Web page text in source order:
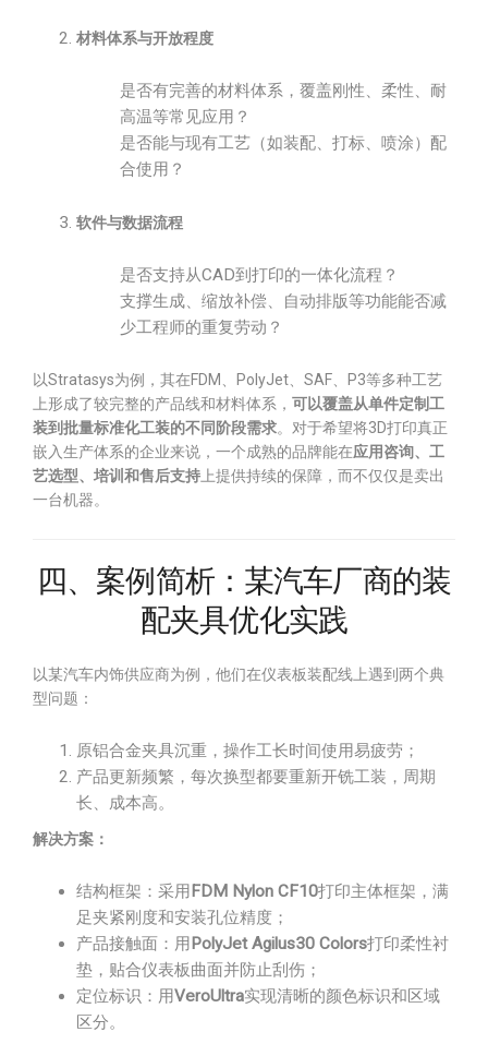
材料体系与开放程度
是否有完善的材料体系，覆盖刚性、柔性、耐
高温等常见应用？
是否能与现有工艺（如装配、打标、喷涂）配
合使用？
软件与数据流程
是否支持从CAD到打印的一体化流程？
支撑生成、缩放补偿、自动排版等功能能否减
少工程师的重复劳动？
以Stratasys为例，其在FDM、PolyJet、SAF、P3等多种工艺
上形成了较完整的产品线和材料体系， 可以覆盖从单件定制工
装到批量标准化工装的不同阶段需求。对于希望将3D打印真正
嵌入生产体系的企业来说，一个成熟的品牌能在应用咨询、工
艺选型、培训和售后支持 上提供持续的保障，而不仅仅是卖出
一台机器。
四、案例简析：某汽车厂商的装
配夹具优化实践
以某汽车内饰供应商为例，他们在仪表板装配线上遇到两个典
型问题：
原铝合金夹具沉重，操作工长时间使用易疲劳；
产品更新频繁，每次换型都要重新开铣工装，周期
长、成本高。
解决方案：
结构框架：采用 FDM Nylon CF10打印主体框架，满
足夹紧刚度和安装孔位精度；
产品接触面：用 PolyJet Agilus30 Colors打印柔性衬
垫，贴合仪表板曲面并防止刮伤；
定位标识：用VeroUltra实现清晰的颜色标识和区域
区分。